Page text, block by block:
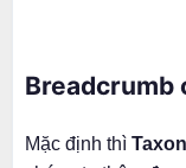
Breadcrumb
Mặc định thì